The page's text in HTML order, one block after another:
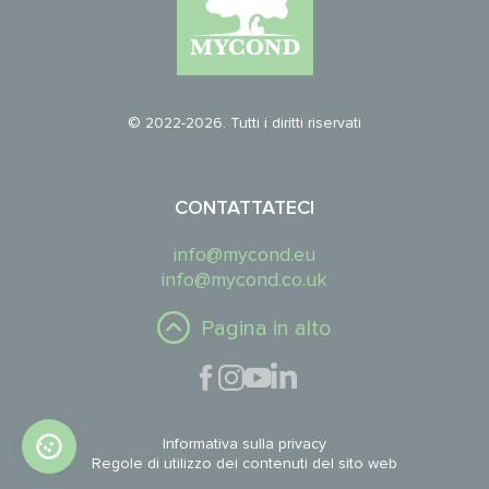
© 2022-2026. Tutti i diritti riservati
CONTATTATECI
info@mycond.eu
info@mycond.co.uk
Pagina in alto
Informativa sulla privacy
Regole di utilizzo dei contenuti del sito web